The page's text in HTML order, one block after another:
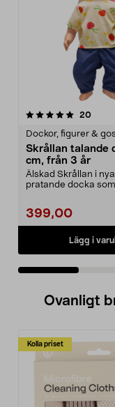
20
Dockor, figurer &
Skrållan talande
cm, från 3 år
Älskad Skrållan i
pratande docka
399,00
Lägg i
4.5 av 5
Ovanligt
Kolla priset